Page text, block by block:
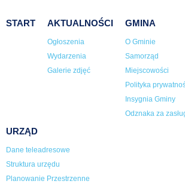
START AKTUALNOŚCI
Ogłoszenia
Wydarzenia
Galerie zdjęć
GMINA
O Gminie
Samorząd
Miejscowości
Polityka
Insygnia Gminy
Odznaka za
URZĄD
Dane teleadresowe
Struktura urzędu
Planowanie Przestrzenne